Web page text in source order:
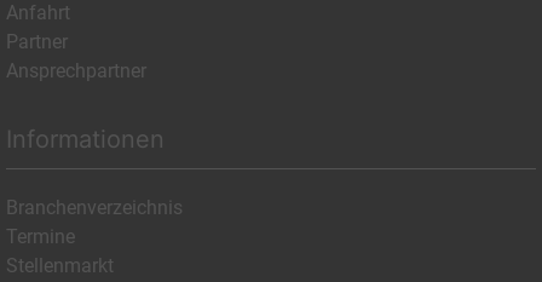
Anfahrt
Partner
Ansprechpartner
Informationen
Branchenverzeichnis
Termine
Stellenmarkt